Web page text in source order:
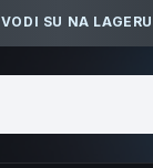
SU NA